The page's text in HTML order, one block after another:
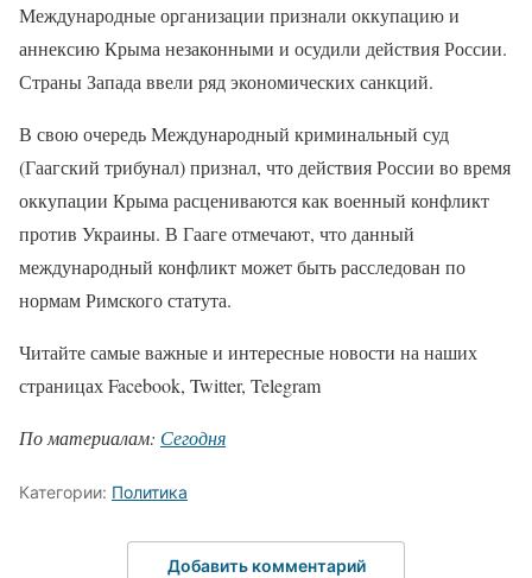
Международные организации признали оккупацию и
аннексию Крыма незаконными и осудили действия России.
Страны Запада ввели ряд экономических санкций.
В свою очередь Международный криминальный суд
(Гаагский трибунал) признал, что действия России во время
оккупации Крыма расцениваются как военный конфликт
против Украины. В Гааге отмечают, что данный
международный конфликт может быть расследован по
нормам Римского статута.
Читайте самые важные и интересные новости на наших
страницах Facebook, Twitter, Telegram
По материалам: Сегодня
Категории: Политика
Добавить комментарий